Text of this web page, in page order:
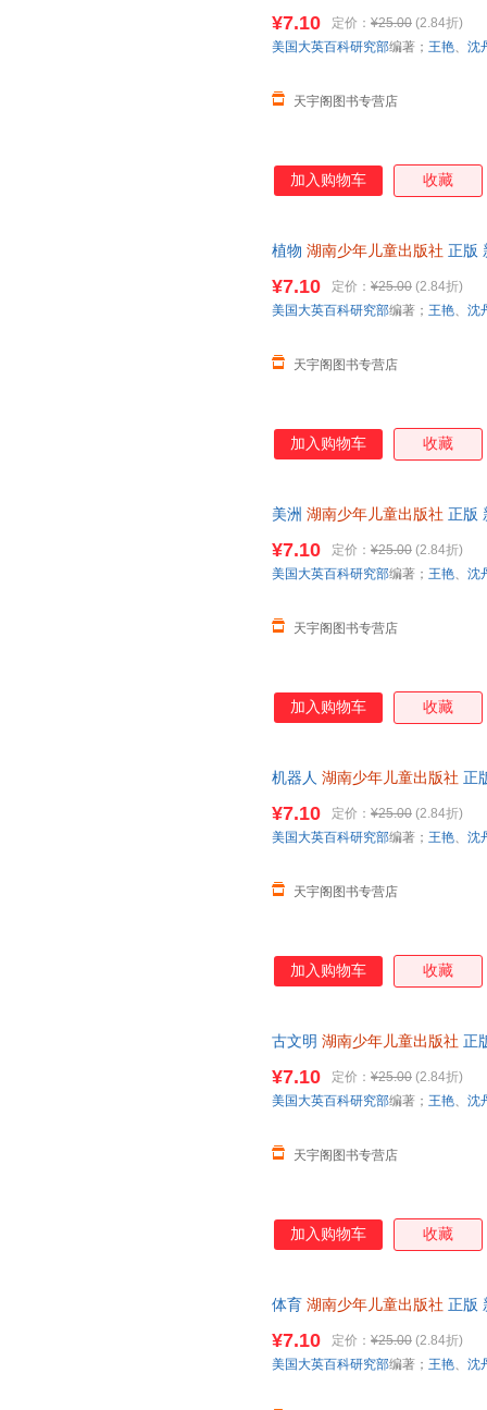
¥7.10 定价： ¥25.00 (2.84折)
天宇阁图书专营店
美国大英百科研究部编著； 王艳、 沈
加入购物车 收藏
植物 湖南少年儿童出版社 正版
¥7.10 定价： ¥25.00 (2.84折)
天宇阁图书专营店
美国大英百科研究部编著； 王艳、 沈
加入购物车 收藏
美洲 湖南少年儿童出版社 正版
¥7.10 定价： ¥25.00 (2.84折)
天宇阁图书专营店
美国大英百科研究部编著； 王艳、 沈
加入购物车 收藏
机器人 湖南少年儿童出版社 正
¥7.10 定价： ¥25.00 (2.84折)
天宇阁图书专营店
美国大英百科研究部编著； 王艳、 沈
加入购物车 收藏
古文明 湖南少年儿童出版社 正
¥7.10 定价： ¥25.00 (2.84折)
天宇阁图书专营店
美国大英百科研究部编著； 王艳、 沈
加入购物车 收藏
体育 湖南少年儿童出版社 正版
¥7.10 定价： ¥25.00 (2.84折)
美国大英百科研究部编著； 王艳、 沈